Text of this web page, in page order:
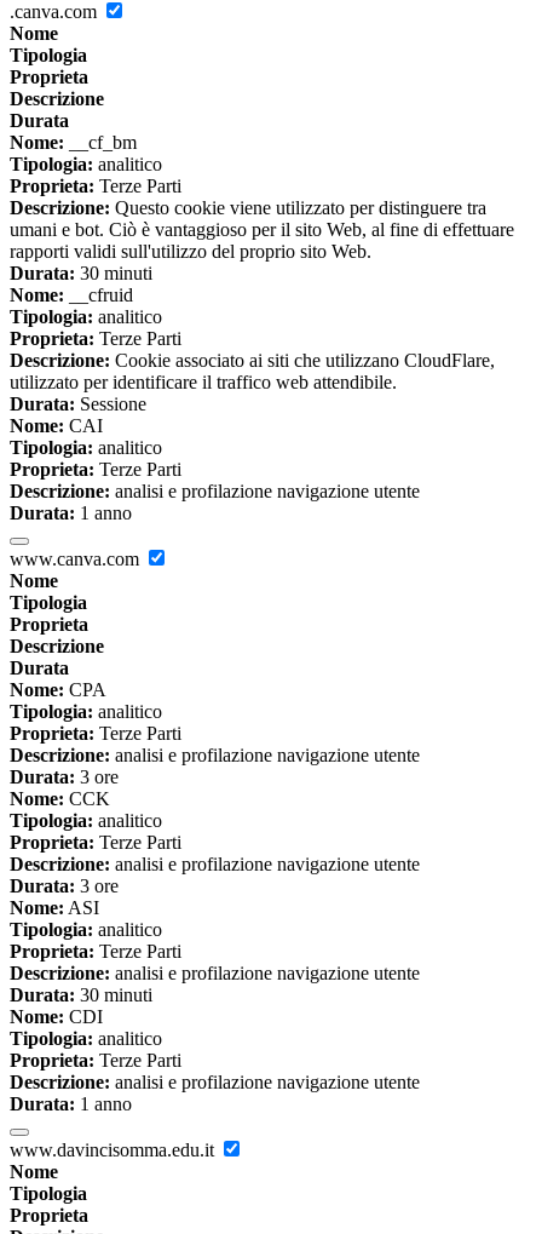
.canva.com
Nome
Tipologia
Proprieta
Descrizione
Durata
Nome: __cf_bm
Tipologia: analitico
Proprieta: Terze Parti
Descrizione: Questo cookie viene utilizzato per distinguere tra
umani e bot. Ciò è vantaggioso per il sito Web, al fine di effettuare
rapporti validi sull'utilizzo del proprio sito Web.
Durata: 30 minuti
Nome: __cfruid
Tipologia: analitico
Proprieta: Terze Parti
Descrizione: Cookie associato ai siti che utilizzano CloudFlare,
utilizzato per identificare il traffico web attendibile.
Durata: Sessione
Nome: CAI
Tipologia: analitico
Proprieta: Terze Parti
Descrizione: analisi e profilazione navigazione utente
Durata: 1 anno
www.canva.com
Nome
Tipologia
Proprieta
Descrizione
Durata
Nome: CPA
Tipologia: analitico
Proprieta: Terze Parti
Descrizione: analisi e profilazione navigazione utente
Durata: 3 ore
Nome: CCK
Tipologia: analitico
Proprieta: Terze Parti
Descrizione: analisi e profilazione navigazione utente
Durata: 3 ore
Nome: ASI
Tipologia: analitico
Proprieta: Terze Parti
Descrizione: analisi e profilazione navigazione utente
Durata: 30 minuti
Nome: CDI
Tipologia: analitico
Proprieta: Terze Parti
Descrizione: analisi e profilazione navigazione utente
Durata: 1 anno
www.davincisomma.edu.it
Nome
Tipologia
Proprieta